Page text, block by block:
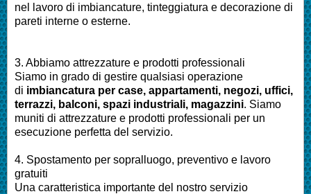
nel lavoro di imbiancature, tinteggiatura e decorazione di
pareti interne o esterne.
3. Abbiamo attrezzature e prodotti professionali
Siamo in grado di gestire qualsiasi operazione
di imbiancatura per case, appartamenti, negozi, uffici,
terrazzi, balconi, spazi industriali, magazzini. Siamo
muniti di attrezzature e prodotti professionali per un
esecuzione perfetta del servizio.
4. Spostamento per sopralluogo, preventivo e lavoro
gratuiti
Una caratteristica importante del nostro servizio